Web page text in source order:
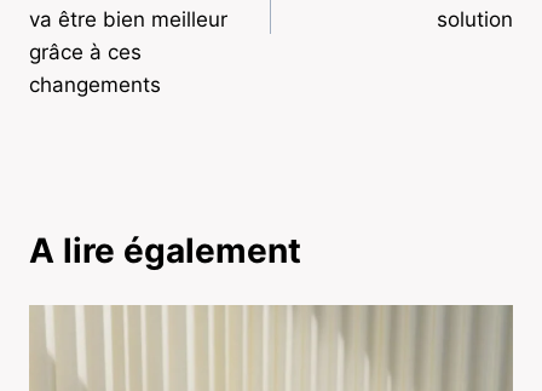
va être bien meilleur
grâce à ces
changements
solution
A lire également